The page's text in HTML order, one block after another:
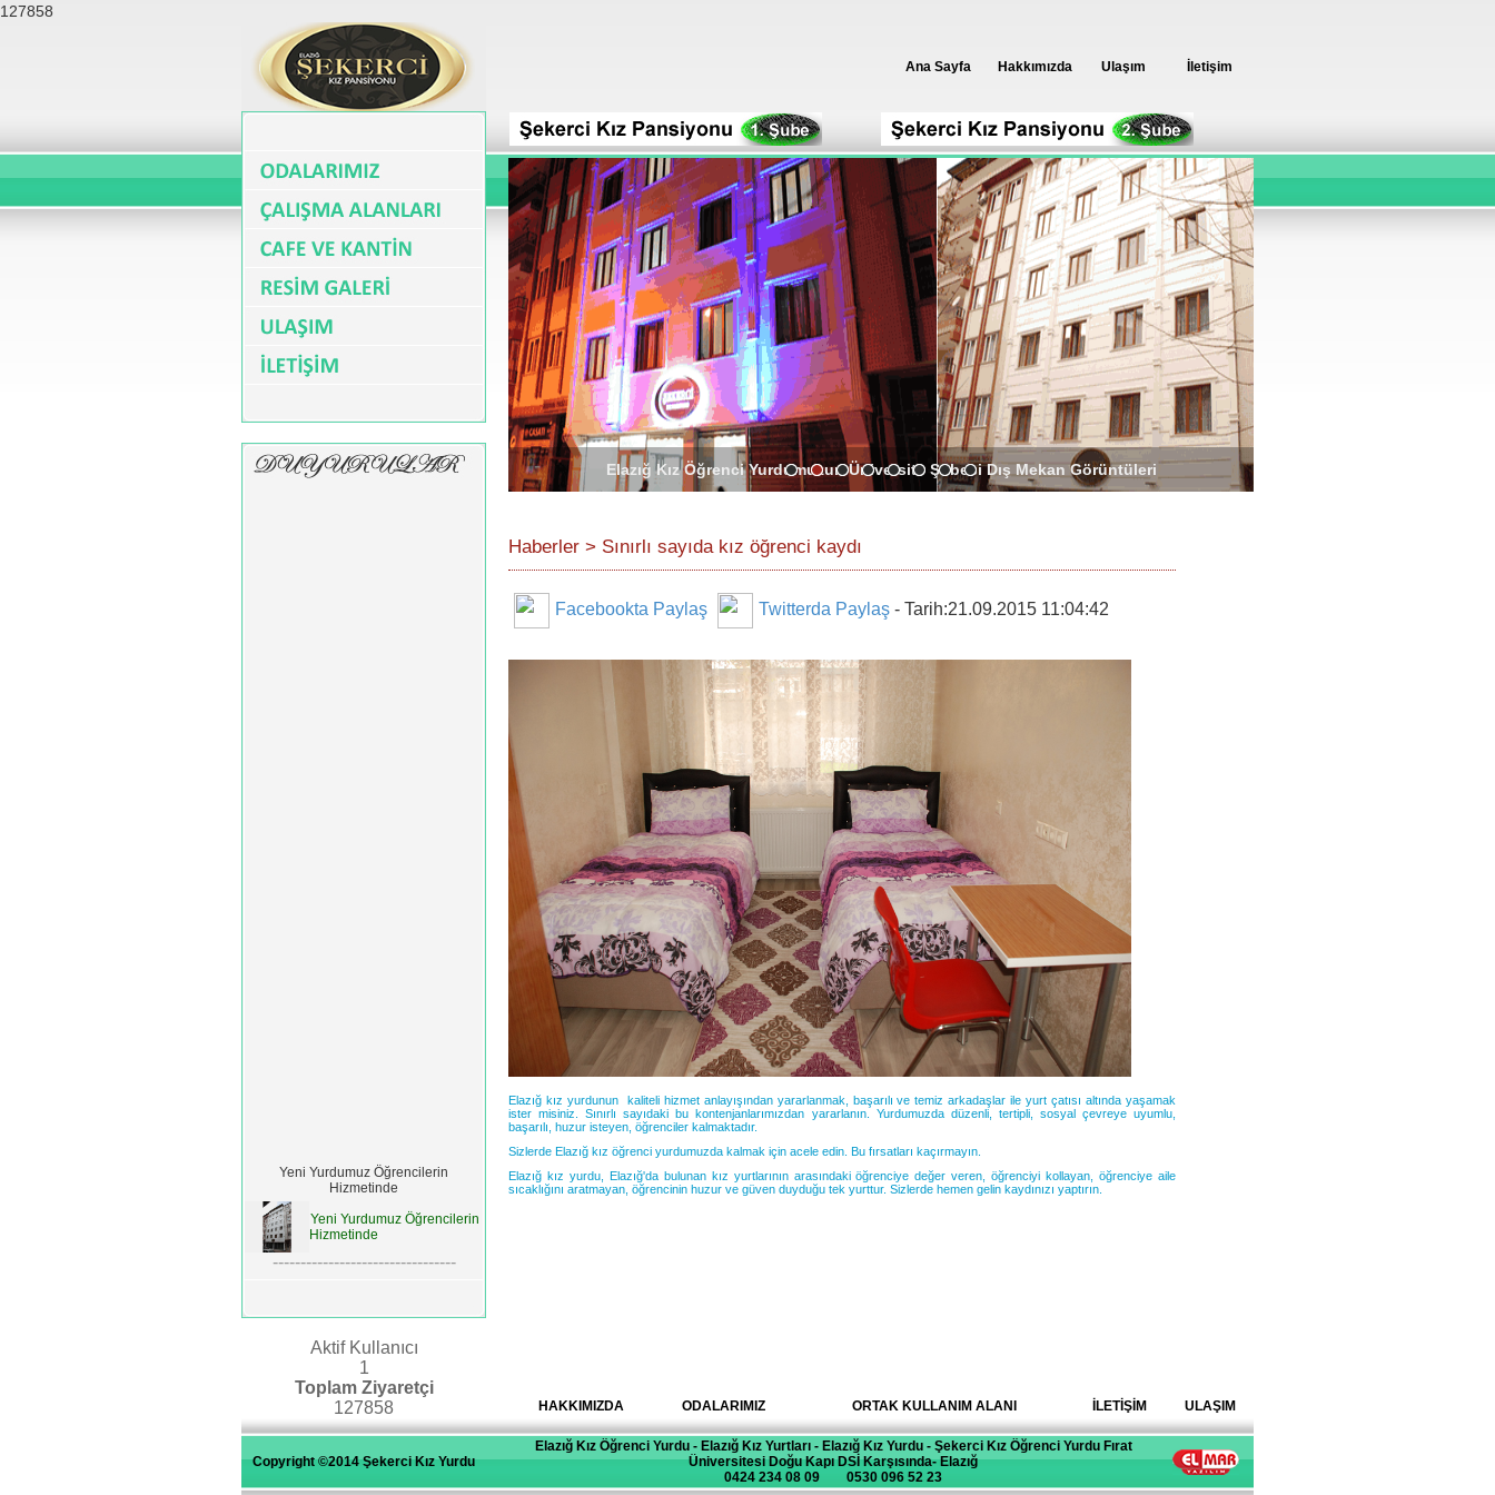
127858
Hizmetinde
Hizmetinde
---------------------------------
Odalarımızda Banyo ve
---------------------------------
Fırat Üniversitesine En Yakın Yurt
Fırat üniversitesine en yakın
yurt şekerci kız öğrenci
yurdudur.
Aktif Kullanıcı
1
Toplam Ziyaretçi
127858
Ana Sayfa Hakkımızda Ulaşım İletişim
Elazığ Kız Öğrenci Yurdumuzun Üniversite Şubesi Dış Mekan Görüntüleri
Haberler > Sınırlı sayıda kız öğrenci kaydı
Facebookta Paylaş Twitterda Paylaş - Tarih:21.09.2015 11:04:42
Elazığ kız yurdunun kaliteli hizmet anlayışından yararlanmak, başarılı ve temiz arkadaşlar ile yurt çatısı altında yaşamak
ister misiniz. Sınırlı sayıdaki bu kontenjanlarımızdan yararlanın. Yurdumuzda düzenli, tertipli, sosyal çevreye uyumlu,
başarılı, huzur isteyen, öğrenciler kalmaktadır.
Sizlerde Elazığ kız öğrenci yurdumuzda kalmak için acele edin. Bu fırsatları kaçırmayın.
Elazığ kız yurdu, Elazığ'da bulunan kız yurtlarının arasındaki öğrenciye değer veren, öğrenciyi kollayan, öğrenciye aile
sıcaklığını aratmayan, öğrencinin huzur ve güven duyduğu tek yurttur. Sizlerde hemen gelin kaydınızı yaptırın.
HAKKIMIZDA ODALARIMIZ ORTAK KULLANIM ALANI İLETİŞİM ULAŞIM
Copyright ©2014 Şekerci Kız Yurdu
Elazığ Kız Öğrenci Yurdu - Elazığ Kız Yurtları - Elazığ Kız Yurdu - Şekerci Kız Öğrenci Yurdu Fırat
Üniversitesi Doğu Kapı DSİ Karşısında- Elazığ
0424 234 08 09 0530 096 52 23